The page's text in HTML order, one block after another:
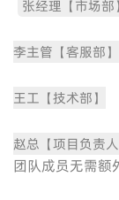
张经理【市场部】
李主管【客服部】
王工【技术部】
赵总【项目负责人
团队成员无需额